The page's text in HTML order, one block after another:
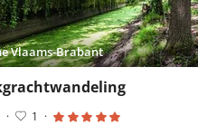
Vlaams-Brabant
· 1 ·